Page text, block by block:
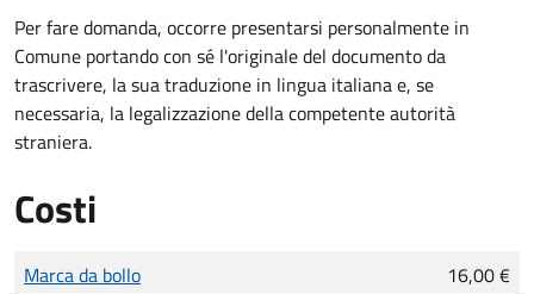
Per fare domanda, occorre presentarsi personalmente in
Comune portando con sé l'originale del documento da
trascrivere, la sua traduzione in lingua italiana e, se
necessaria, la legalizzazione della competente autorità
straniera.
Costi
Tipo di pagamento
Importo
Marca da bollo 16,00 €